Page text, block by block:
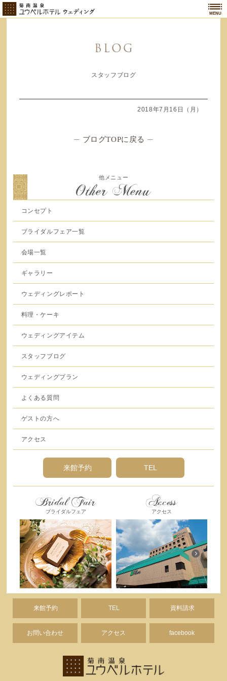
MENU
BLOG
スタッフブログ
2018年7月16日（月）
─ ブログTOPに戻る ─
他メニュー
Other Menu
コンセプト
ブライダルフェア一覧
会場一覧
ギャラリー
ウェディングレポート
料理・ケーキ
ウェディングアイテム
スタッフブログ
ウェディングプラン
よくある質問
ゲストの方へ
アクセス
来館予約 TEL
Bridal Fair
ブライダルフェア
Access
アクセス
来館予約 TEL 資料請求
お問い合わせ アクセス facebook